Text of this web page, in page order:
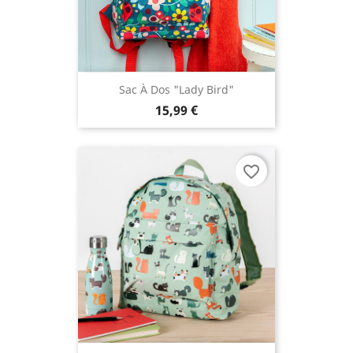
Sac À Dos "Lady Bird"
15,99 €
favorite_border